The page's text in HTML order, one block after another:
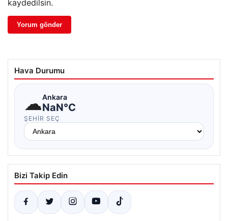
kaydedilsin.
Hava Durumu
☁Ankara
NaN°C
ŞEHIR SEÇ
Bizi Takip Edin